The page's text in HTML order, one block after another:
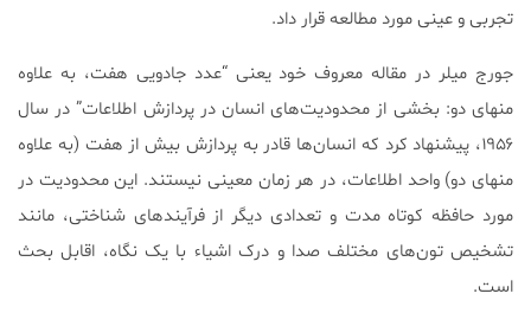
تجربی و عینی مورد مطالعه قرار داد.
جورج میلر در مقاله معروف خود یعنی “عدد جادویی هفت، به علاوه
منهای دو: بخشی از محدودیت‌های انسان در پردازش اطلاعات” در سال
۱۹۵۶، پیشنهاد کرد که انسان‌ها قادر به پردازش بیش از هفت (به علاوه
منهای دو) واحد اطلاعات، در هر زمان معینی نیستند. این محدودیت در
مورد حافظه کوتاه مدت و تعدادی دیگر از فرآیندهای شناختی، مانند
تشخیص تون‌های مختلف صدا و درک اشیاء با یک نگاه، اقابل بحث
است.